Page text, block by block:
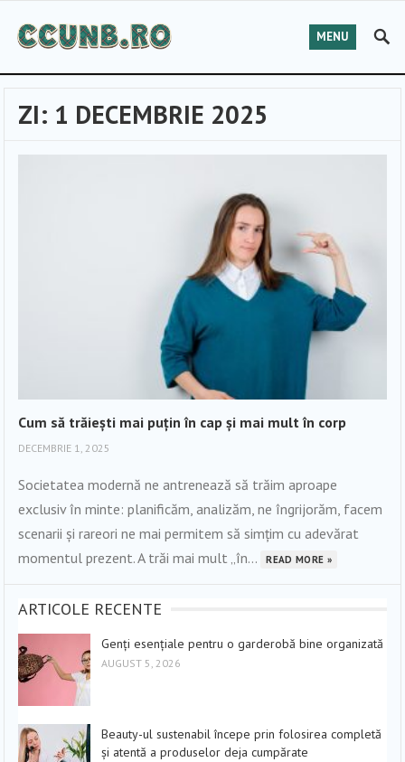
MENU
ZI: 1 DECEMBRIE 2025
Cum să trăiești mai puțin în cap și mai mult în corp
DECEMBRIE 1, 2025
Societatea modernă ne antrenează să trăim aproape
exclusiv în minte: planificăm, analizăm, ne îngrijorăm, facem
scenarii și rareori ne mai permitem să simțim cu adevărat
momentul prezent. A trăi mai mult „în...
READ MORE »
ARTICOLE RECENTE
Genți esențiale pentru o garderobă bine organizată
AUGUST 5, 2026
Beauty-ul sustenabil începe prin folosirea completă
și atentă a produselor deja cumpărate